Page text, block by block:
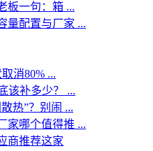
板一句：箱 ...
量配置与厂家 ...
消80% ...
该补多少？ ...
热”？别闹 ...
家哪个值得推 ...
商推荐这家